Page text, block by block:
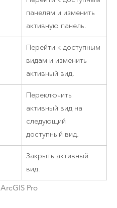
панелям и изменить
активную панель.
Перейти к доступным
видам и изменить
активный вид.
Переключить
активный вид на
следующий
доступный вид.
Закрыть активный
вид.
ArcGIS Pro